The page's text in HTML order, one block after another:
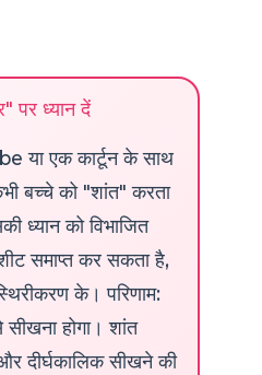
पर ध्यान दें
या एक कार्टून के साथ
बच्चे को "शांत" करता
ध्यान को विभाजित
समाप्त कर सकता है,
के। परिणाम:
होगा। शांत
दीर्घकालिक सीखने की